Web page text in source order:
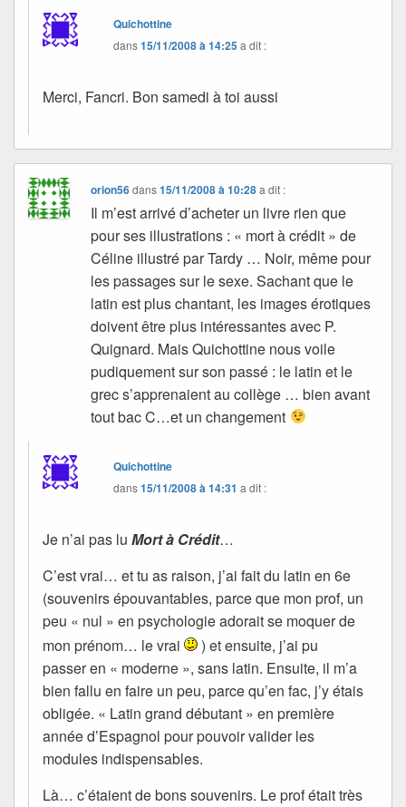
Quichottine
dans15/11/2008 à 14:25a dit :
Merci, Fancri. Bon samedi à toi aussi
orion56dans15/11/2008 à 10:28 a dit :
Il m’est arrivé d’acheter un livre rien que
pour ses illustrations : « mort à crédit » de
Céline illustré par Tardy … Noir, même pour
les passages sur le sexe. Sachant que le
latin est plus chantant, les images érotiques
doivent être plus intéressantes avec P.
Quignard. Mais Quichottine nous voile
pudiquement sur son passé : le latin et le
grec s’apprenaient au collège … bien avant
tout bac C…et un changement
Quichottine
dans15/11/2008 à 14:31 a dit :
Je n’ai pas lu Mort à Crédit…
C’est vrai… et tu as raison, j’ai fait du latin en 6e
(souvenirs épouvantables, parce que mon prof, un
peu « nul » en psychologie adorait se moquer de
mon prénom… le vrai
) et ensuite, j’ai pu
passer en « moderne », sans latin. Ensuite, il m’a
bien fallu en faire un peu, parce qu’en fac, j’y étais
obligée. « Latin grand débutant » en première
année d’Espagnol pour pouvoir valider les
modules indispensables.
Là… c’étaient de bons souvenirs. Le prof était très